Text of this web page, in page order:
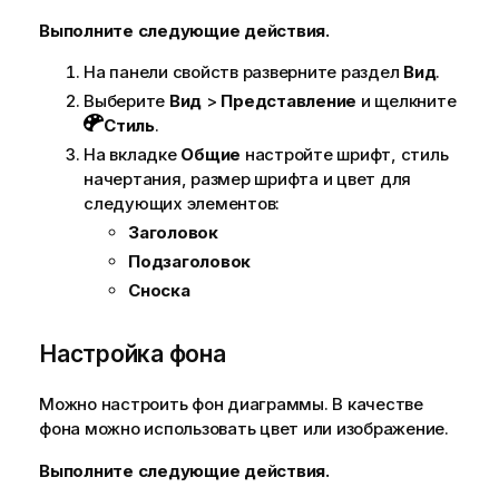
Выполните следующие действия.
На панели свойств разверните раздел Вид.
Выберите Вид > Представление и щелкните
Стиль.
На вкладке Общие настройте шрифт, стиль
начертания, размер шрифта и цвет для
следующих элементов:
Заголовок
Подзаголовок
Сноска
Настройка фона
Можно настроить фон диаграммы. В качестве
фона можно использовать цвет или изображение.
Выполните следующие действия.